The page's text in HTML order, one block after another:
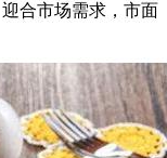
合市场需求，市面